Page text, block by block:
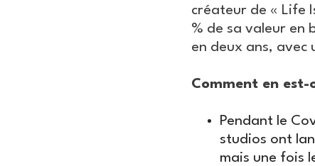
créateur de « Life
% de sa valeur en
en deux ans, avec
Comment en
Pendant le
studios ont
mais une fois